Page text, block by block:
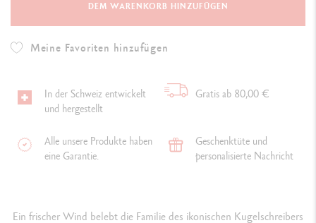
DEM WARENKORB HINZUFÜGEN
Meine Favoriten hinzufügen
In der Schweiz entwickelt
und hergestellt
Gratis ab 80,00 €
Alle unsere Produkte haben
eine Garantie.
Geschenktüte und
personalisierte Nachricht
Ein frischer Wind belebt die Familie des ikonischen Kugelschreibers